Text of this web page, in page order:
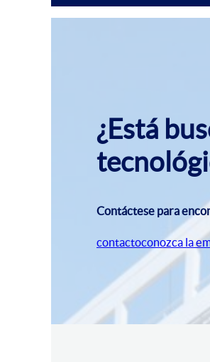
¿Está
Contáctese para
contactoconozca la